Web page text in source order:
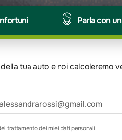
Parla con
tua auto e noi
trattamento dei miei dati personali